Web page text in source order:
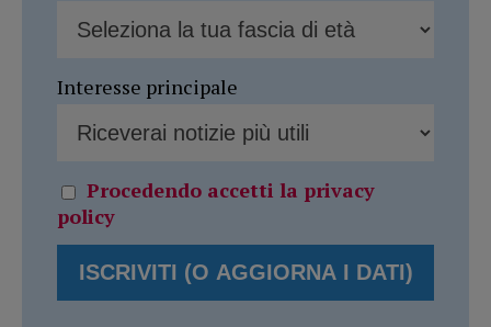
Interesse principale
Procedendo accetti la privacy
policy